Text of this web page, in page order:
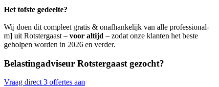
Het tofste gedeelte?
Wij doen dit compleet gratis & onafhankelijk van alle professional-
m] uit Rotstergaast – voor altijd – zodat onze klanten het beste
geholpen worden in 2026 en verder.
Belastingadviseur Rotstergaast gezocht?
Vraag direct 3 offertes aan